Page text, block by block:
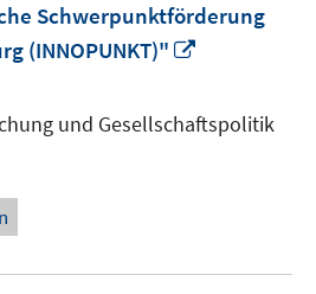
Schwerpunktförderung
(INNOPUNKT)"
öffnen
und Gesellschaftspolitik